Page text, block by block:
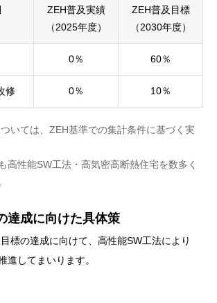
ZEH普及実績
（2025年度）
ZEH普及目標
（2030年度）
0％ 60％
修 0％ 10％
いては、ZEH基準での集計条件に基づく実
高性能SW工法・高気密高断熱住宅を数多く
達成に向けた具体策
標の達成に向けて、高性能SW工法により
進してまいります。